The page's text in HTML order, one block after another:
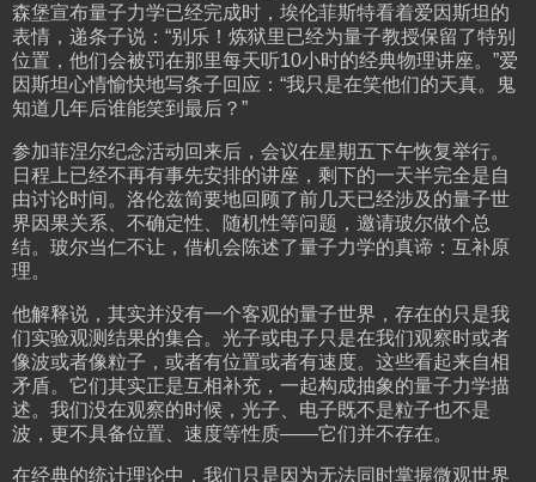
森堡宣布量子力学已经完成时，埃伦菲斯特看着爱因斯坦的
表情，递条子说：“别乐！炼狱里已经为量子教授保留了特别
位置，他们会被罚在那里每天听10小时的经典物理讲座。”爱
因斯坦心情愉快地写条子回应：“我只是在笑他们的天真。鬼
知道几年后谁能笑到最后？”
参加菲涅尔纪念活动回来后，会议在星期五下午恢复举行。
日程上已经不再有事先安排的讲座，剩下的一天半完全是自
由讨论时间。洛伦兹简要地回顾了前几天已经涉及的量子世
界因果关系、不确定性、随机性等问题，邀请玻尔做个总
结。玻尔当仁不让，借机会陈述了量子力学的真谛：互补原
理。
他解释说，其实并没有一个客观的量子世界，存在的只是我
们实验观测结果的集合。光子或电子只是在我们观察时或者
像波或者像粒子，或者有位置或者有速度。这些看起来自相
矛盾。它们其实正是互相补充，一起构成抽象的量子力学描
述。我们没在观察的时候，光子、电子既不是粒子也不是
波，更不具备位置、速度等性质——它们并不存在。
在经典的统计理论中，我们只是因为无法同时掌握微观世界